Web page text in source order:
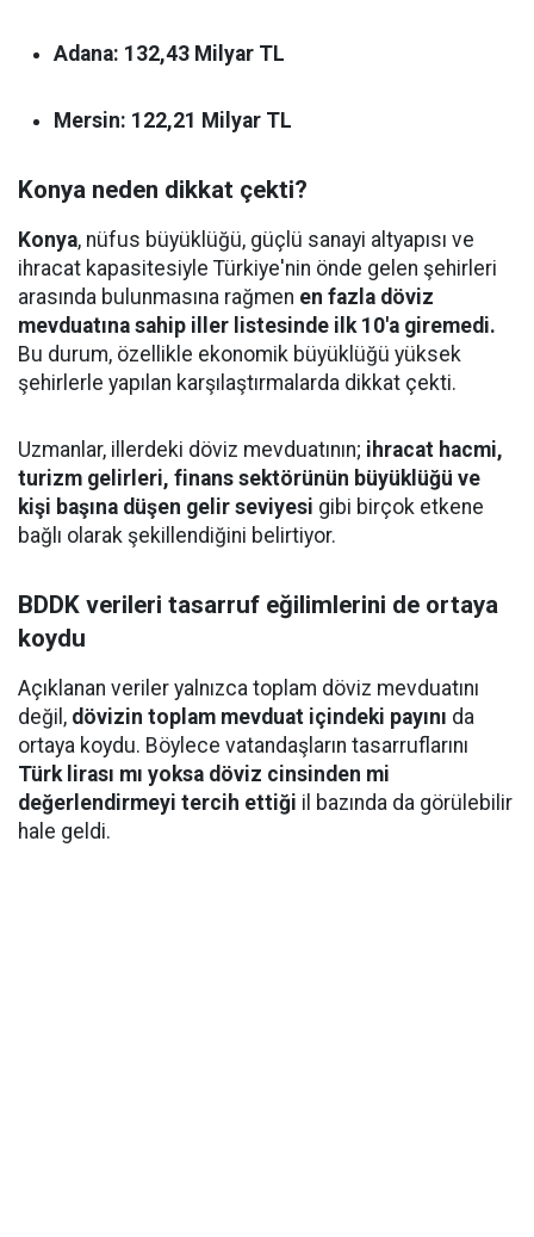
Adana: 132,43 Milyar TL
Mersin: 122,21 Milyar TL
Konya neden dikkat çekti?
Konya, nüfus büyüklüğü, güçlü sanayi altyapısı ve
ihracat kapasitesiyle Türkiye'nin önde gelen şehirleri
arasında bulunmasına rağmen en fazla döviz
mevduatına sahip iller listesinde ilk 10'a giremedi.
Bu durum, özellikle ekonomik büyüklüğü yüksek
şehirlerle yapılan karşılaştırmalarda dikkat çekti.
Uzmanlar, illerdeki döviz mevduatının; ihracat hacmi,
turizm gelirleri, finans sektörünün büyüklüğü ve
kişi başına düşen gelir seviyesi gibi birçok etkene
bağlı olarak şekillendiğini belirtiyor.
BDDK verileri tasarruf eğilimlerini de ortaya
koydu
Açıklanan veriler yalnızca toplam döviz mevduatını
değil, dövizin toplam mevduat içindeki payını da
ortaya koydu. Böylece vatandaşların tasarruflarını
Türk lirası mı yoksa döviz cinsinden mi
değerlendirmeyi tercih ettiği il bazında da görülebilir
hale geldi.